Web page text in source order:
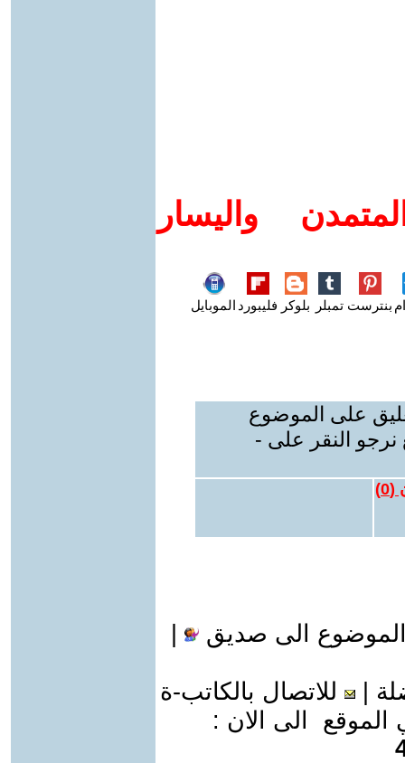
واليسار
بنترست تمبلر بلوكر فليبورد الموبايل
على الموضوع
نرجو النقر على -
(
0
)
الى صديق
للاتصال بالكاتب-ة
الى الان :